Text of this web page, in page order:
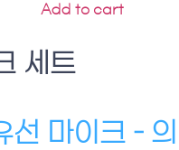
Add to cart
세트
선 마이크 – 의